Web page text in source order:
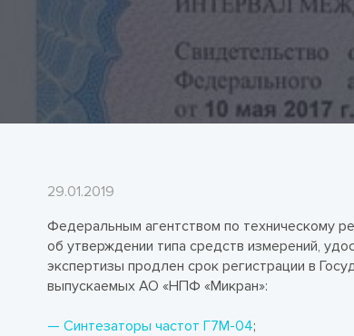
29.01.2019
Федеральным агентством по техническому
об утверждении типа средств измерений,
экспертизы продлен срок регистрации в
выпускаемых АО «НПФ «Микран»:
— Синтезаторы частот Г7М-04;